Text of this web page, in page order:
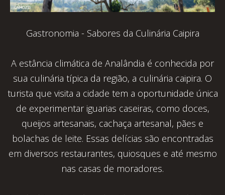
Gastronomia - Sabores da Culinária Caipira
A estância climática de Analândia é conhecida por
sua culinária típica da região, a culinária caipira. O
turista que visita a cidade tem a oportunidade única
de experimentar iguarias caseiras, como doces,
queijos artesanais, cachaça artesanal, pães e
bolachas de leite. Essas delícias são encontradas
em diversos restaurantes, quiosques e até mesmo
nas casas de moradores.